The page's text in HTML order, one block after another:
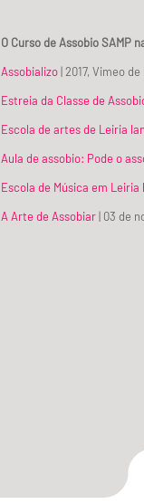
O Curso de Assobio SAMP
Assobializo| 2017, Vimeo
Estreia da Classe de
Escola de artes de Leiria
Aula de assobio: Pode o
Escola de Música em Leiria
A Arte de Assobiar| 03 de